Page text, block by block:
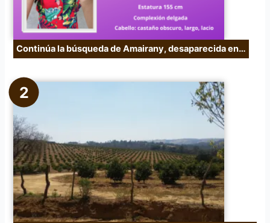
Continúa la búsqueda de Amairany, desaparecida en…